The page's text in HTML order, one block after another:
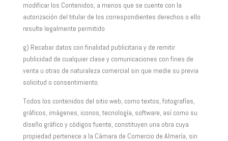
modificar los Contenidos, a menos que se cuente con la
autorización del titular de los correspondientes derechos o ello
resulte legalmente permitido
g) Recabar datos con finalidad publicitaria y de remitir
publicidad de cualquier clase y comunicaciones con fines de
venta u otras de naturaleza comercial sin que medie su previa
solicitud o consentimiento.
Todos los contenidos del sitio web, como textos, fotografías,
gráficos, imágenes, iconos, tecnología, software, así como su
diseño gráfico y códigos fuente, constituyen una obra cuya
propiedad pertenece a la Cámara de Comercio de Almería, sin